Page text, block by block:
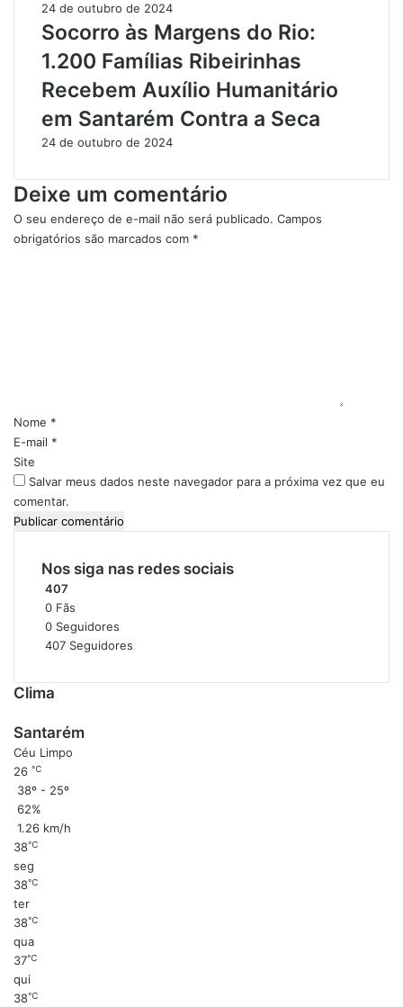
a
n
P
A
4
n
o
a
ç
D
s
24 de outubro de 2024
Socorro às Margens do Rio:
1.200 Famílias Ribeirinhas
Recebem Auxílio Humanitário
em Santarém Contra a Seca
24 de outubro de 2024
Deixe um comentário
O seu endereço de e-mail não será publicado. Campos
obrigatórios são marcados com *
i
o
*
Nome *
E-mail *
Site
Salvar meus dados neste navegador para a próxima vez que eu
comentar.
Nos siga nas redes sociais
407
0 Fãs
0 Seguidores
407 Seguidores
Clima
Santarém
Céu Limpo
26 ℃
38º - 25º
62%
1.26 km/h
38℃
seg
38℃
ter
38℃
qua
37℃
qui
38℃